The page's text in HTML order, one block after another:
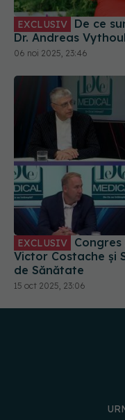
EXCLUSIV
Dr. Andreas
06 noi 2025, 23:46
EXCLUSIV
Victor Costache și
de Sănătate
15 oct 2025, 23:06